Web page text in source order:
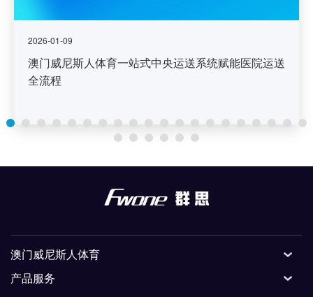
2026-01-09
澳门威尼斯人体育一站式中央运送系统赋能医院运送
全流程
澳门威尼斯人体育
产品服务